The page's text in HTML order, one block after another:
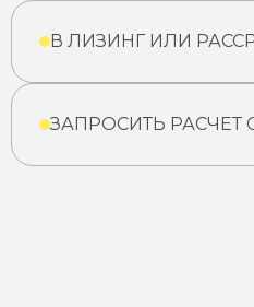
В ЛИЗИНГ ИЛИ
ЗАПРОСИТЬ РАСЧЕТ